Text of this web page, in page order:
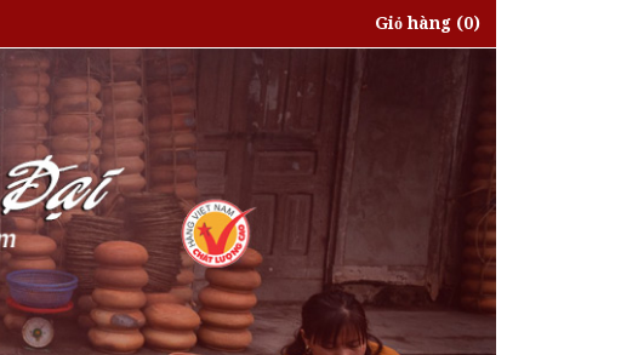
Giỏ hàng (0)